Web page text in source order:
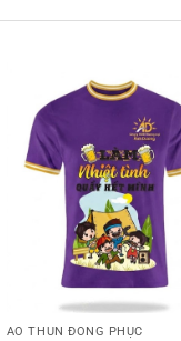
ÁO THUN ĐỒNG PHỤC